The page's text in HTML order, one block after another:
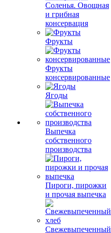
Соленья. Овощная
и грибная
консервация
Фрукты
Фрукты
консервированные
Ягоды
Выпечка
собственного
производства
Пироги, пирожки
и прочая выпечка
Свежевыпеченный